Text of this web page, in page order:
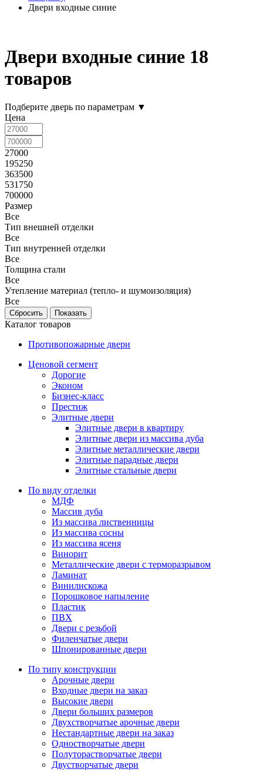
Двери входные синие
Двери входные синие 18
товаров
Подберите дверь по параметрам ▼
Цена
27000
195250
363500
531750
700000
Размер
Все
Тип внешней отделки
Все
Тип внутренней отделки
Все
Толщина стали
Все
Утепление материал (тепло- и шумоизоляция)
Все
Каталог товаров
Противопожарные двери
Ценовой сегмент
Дорогие
Эконом
Бизнес-класс
Престиж
Элитные двери
Элитные двери в квартиру
Элитные двери из массива дуба
Элитные металлические двери
Элитные парадные двери
Элитные стальные двери
По виду отделки
МДФ
Массив дуба
Из массива лиственницы
Из массива сосны
Из массива ясеня
Винорит
Металлические двери с терморазрывом
Ламинат
Винилискожа
Порошковое напыление
Пластик
ПВХ
Двери с резьбой
Филенчатые двери
Шпонированные двери
По типу конструкции
Арочные двери
Входные двери на заказ
Высокие двери
Двери больших размеров
Двухстворчатые арочные двери
Нестандартные двери на заказ
Одностворчатые двери
Полуторастворчатые двери
Двустворчатые двери